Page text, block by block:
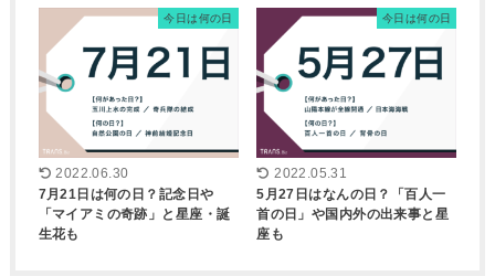
今日は何の日
2022.06.30
7月21日は何の日？記念日や
「マイアミの奇跡」と星座・誕
生花も
今日は何の日
2022.05.31
5月27日はなんの日？「百人一
首の日」や国内外の出来事と星
座も